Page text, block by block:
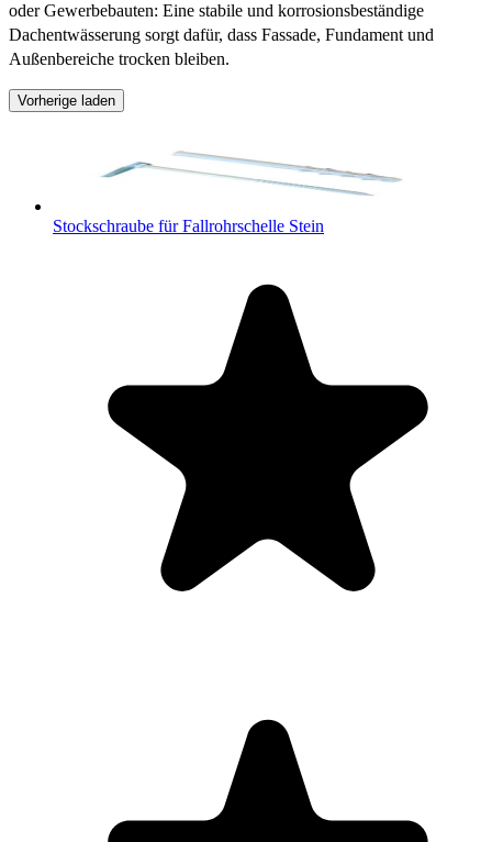
oder Gewerbebauten: Eine stabile und korrosionsbeständige
Dachentwässerung sorgt dafür, dass Fassade, Fundament und
Außenbereiche trocken bleiben.
Vorherige laden
Stockschraube für Fallrohrschelle Stein